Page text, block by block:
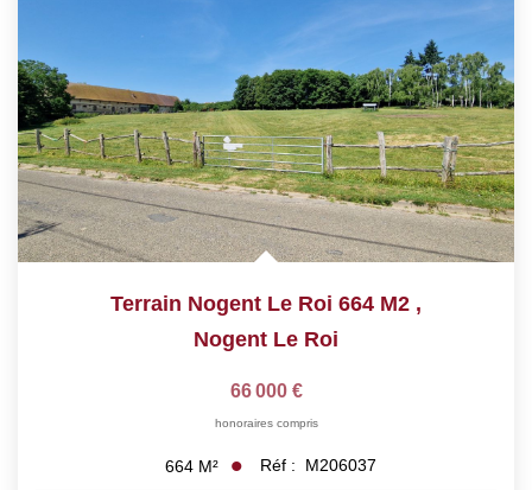
Terrain Nogent Le Roi 664 M2 ,
Nogent Le Roi
66 000 €
honoraires compris
664 M² Réf : M206037